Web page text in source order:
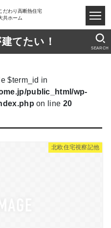
だわり高断熱住宅
共ホーム
てたい！
SEARCH
$term_id in
public_html/wp-
on line 20
北欧住宅視察記他